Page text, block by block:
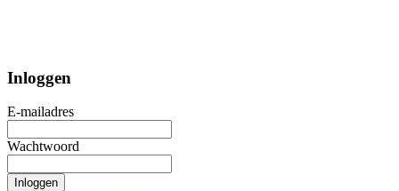
Inloggen
E-mailadres
Wachtwoord
Inloggen